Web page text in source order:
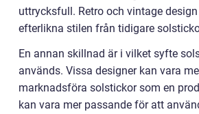
uttrycksfull. Retro och vintage
efterlikna stilen från tidigare
En annan skillnad är i vilket syfte
används. Vissa designer kan vara
marknadsföra solstickor som en
kan vara mer passande för att